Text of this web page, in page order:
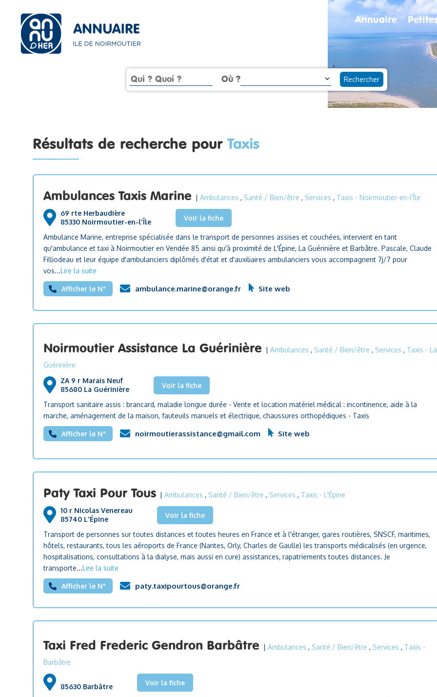
Annuaire
Où ?
Résultats de recherche pourTaxis
Ambulances Taxis Marine |Ambulances , Santé / Bien/être , Services , Taxis - Noirmoutier-en-l'Île
69 rte Herbaudière
85330 Noirmoutier-en-l'Île
Voir la fiche
Ambulance Marine, entreprise spécialisée dans le transport de personnes assises et couchées, intervient en tant
qu'ambulance et taxi à Noirmoutier en Vendée 85 ainsi qu'à proximité de L'Épine, La Guérinière et Barbâtre. Pascale, Claude
Filliodeau et leur équipe d'ambulanciers diplômés d'état et d'auxiliaires ambulanciers vous accompagnent 7j/7 pour
vos...Lire la suite
Afficher le N° ambulance.marine@orange.fr Site web
Noirmoutier Assistance La Guérinière |Ambulances , Santé / Bien/être , Services , Taxis - La
Guérinière
ZA 9 r Marais Neuf
85680 La Guérinière
Voir la fiche
Transport sanitaire assis : brancard, maladie longue durée - Vente et location matériel médical : incontinence, aide à la
marche, aménagement de la maison, fauteuils manuels et électrique, chaussures orthopédiques - Taxis
Afficher le N° noirmoutierassistance@gmail.com Site web
Paty Taxi Pour Tous |Ambulances , Santé / Bien/être , Services , Taxis - L'Épine
10 r Nicolas Venereau
85740 L'Épine
Voir la fiche
Transport de personnes sur toutes distances et toutes heures en France et à l'étranger, gares routières, SNSCF, maritimes,
hôtels, restaurants, tous les aéroports de France (Nantes, Orly, Charles de Gaulle) les transports médicalisés (en urgence,
hospitalisations, consultations à la dialyse, mais aussi en cure) assistances, rapatriements toutes distances. Je
transporte...Lire la suite
Afficher le N° paty.taxipourtous@orange.fr
Taxi Fred Frederic Gendron Barbâtre |Ambulances , Santé / Bien/être , Services , Taxis -
Barbâtre
85630 Barbâtre Voir la fiche